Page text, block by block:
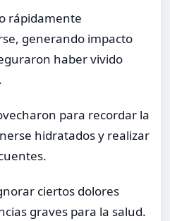
rápidamente
generando impacto
haber vivido
para recordar la
hidratados y realizar
ciertos dolores
graves para la salud.